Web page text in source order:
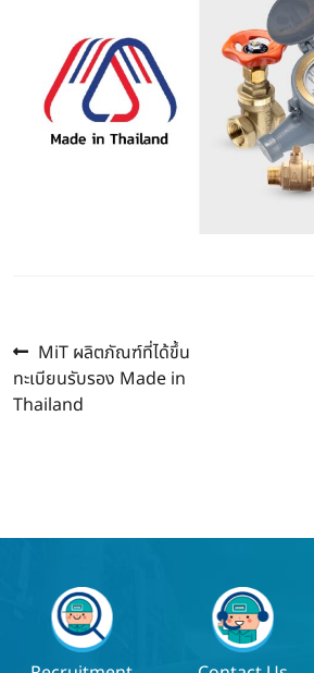
แนะแนว
เรื่อง
Previous
post:
MiT ผลิตภัณฑ์ที่ได้ขึ้น
ทะเบียนรับรอง Made in
Thailand